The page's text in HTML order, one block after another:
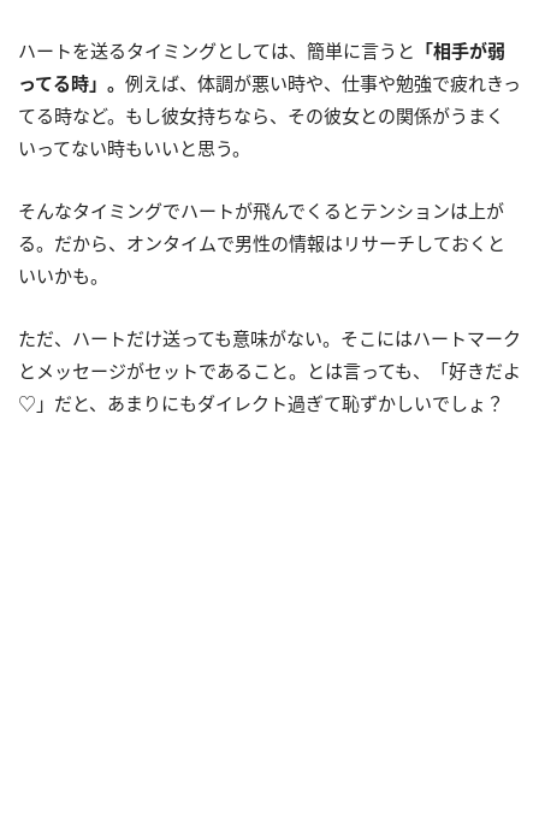
ハートを送るタイミングとしては、簡単に言うと 「相手が弱
ってる時」。 例えば、体調が悪い時や、仕事や勉強で疲れきっ
てる時など。もし彼女持ちなら、その彼女との関係がうまく
いってない時もいいと思う。
そんなタイミングでハートが飛んでくるとテンションは上が
る。だから、オンタイムで男性の情報はリサーチしておくと
いいかも。
ただ、ハートだけ送っても意味がない。そこにはハートマーク
とメッセージがセットであること。とは言っても、「好きだよ
♡」だと、あまりにもダイレクト過ぎて恥ずかしいでしょ？